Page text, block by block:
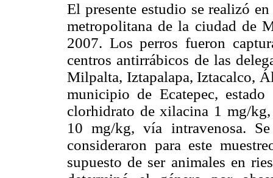
El presente estudio se realizó
metropolitana de la ciudad de
2007. Los perros fueron
centros antirrábicos de las
Milpalta, Iztapalapa, Iztacalco,
municipio de Ecatepec,
clorhidrato de xilacina 1 mg/
10 mg/kg, vía intravenosa.
consideraron para este
supuesto de ser animales en